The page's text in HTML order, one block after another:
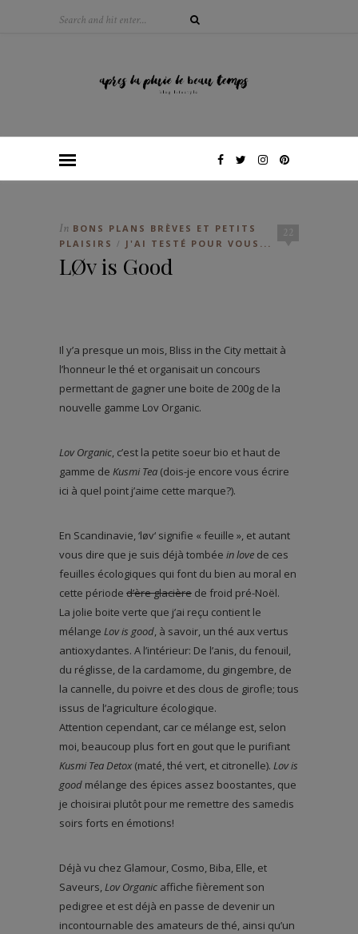
22
In BONS PLANS BRÈVES ET PETITS
PLAISIRS / J'AI TESTÉ POUR VOUS...
LØv is Good
Il y’a presque un mois, Bliss in the City mettait à
l’honneur le thé et organisait un concours
permettant de gagner une boite de 200g de la
nouvelle gamme Lov Organic.
Lov Organic, c’est la petite soeur bio et haut de
gamme de Kusmi Tea (dois-je encore vous écrire
ici à quel point j’aime cette marque?).
En Scandinavie, ‘løv‘ signifie « feuille », et autant
vous dire que je suis déjà tombée in love de ces
feuilles écologiques qui font du bien au moral en
cette période d’ère glacière de froid pré-Noël.
La jolie boite verte que j’ai reçu contient le
mélange Lov is good, à savoir, un thé aux vertus
antioxydantes. A l’intérieur: De l’anis, du fenouil,
du réglisse, de la cardamome, du gingembre, de
la cannelle, du poivre et des clous de girofle; tous
issus de l’agriculture écologique.
Attention cependant, car ce mélange est, selon
moi, beaucoup plus fort en gout que le purifiant
Kusmi Tea Detox (maté, thé vert, et citronelle). Lov is
good mélange des épices assez boostantes, que
je choisirai plutôt pour me remettre des samedis
soirs forts en émotions!
Déjà vu chez Glamour, Cosmo, Biba, Elle, et
Saveurs,Lov Organic affiche fièrement son
pedigree et est déjà en passe de devenir un
incontournable des amateurs de thé, ainsi qu’un